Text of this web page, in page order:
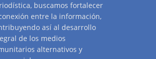
buscamos fortalecer
entre la información,
así al desarrollo
de los medios
alternativos y